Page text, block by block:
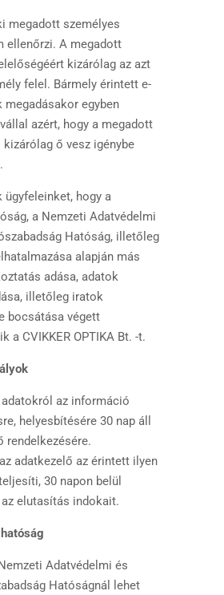
megadott személyes
ellenőrzi. A megadott
kizárólag az azt
felel. Bármely érintett e-
megadásakor egyben
azért, hogy a megadott
ő vesz igénybe
ügyfeleinket, hogy a
a Nemzeti Adatvédelmi
Hatóság, illetőleg
alapján más
adása, adatok
illetőleg iratok
bocsátása végett
a CVIKKER OPTIKA Bt. -t.
az információ
helyesbítésére 30 nap áll
rendelkezésére.
adatkezelő az érintett ilyen
30 napon belül
elutasítás indokait.
Adatvédelmi és
Hatóságnál lehet